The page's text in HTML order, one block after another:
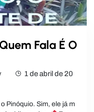
Fala É O
1 de abril de 20
Pinóquio. Sim, ele já m